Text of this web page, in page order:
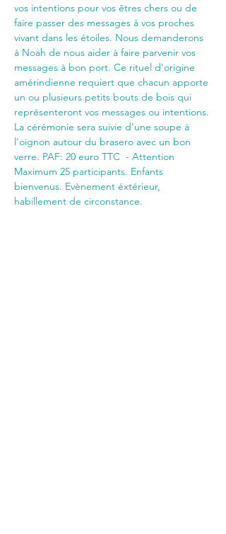
vos intentions pour vos êtres chers ou de
faire passer des messages à vos proches
vivant dans les étoiles. Nous demanderons
à Noah de nous aider à faire parvenir vos
messages à bon port. Ce rituel d'origine
amérindienne requiert que chacun apporte
un ou plusieurs petits bouts de bois qui
représenteront vos messages ou intentions.
La cérémonie sera suivie d'une soupe à
l'oignon autour du brasero avec un bon
verre. PAF: 20 euro TTC  - Attention
Maximum 25 participants. Enfants
bienvenus. Evènement éxtérieur,
habillement de circonstance.